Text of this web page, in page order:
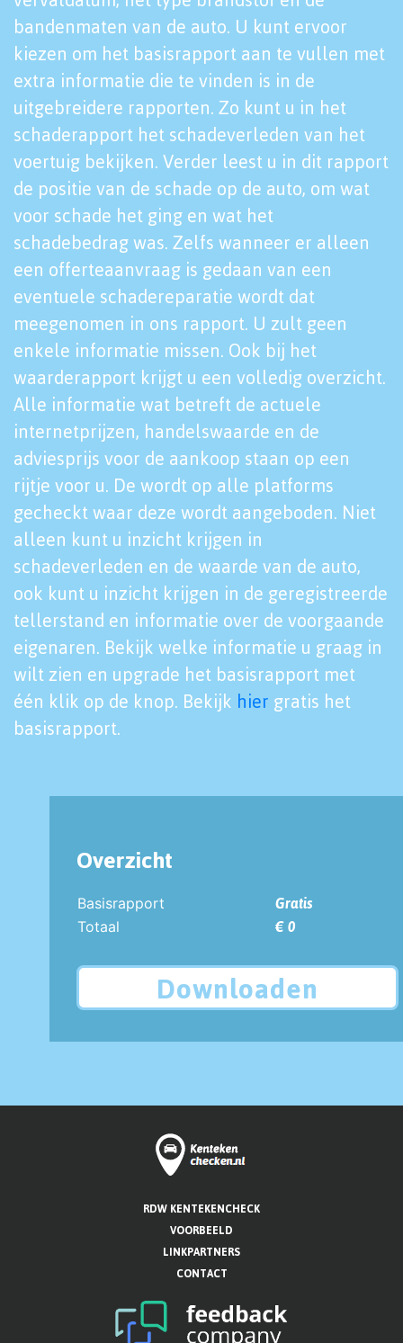
bandenmaten van de auto. U kunt ervoor
kiezen om het basisrapport aan te vullen met
extra informatie die te vinden is in de
uitgebreidere rapporten. Zo kunt u in het
schaderapport het schadeverleden van het
voertuig bekijken. Verder leest u in dit rapport
de positie van de schade op de auto, om wat
voor schade het ging en wat het
schadebedrag was. Zelfs wanneer er alleen
een offerteaanvraag is gedaan van een
eventuele schadereparatie wordt dat
meegenomen in ons rapport. U zult geen
enkele informatie missen. Ook bij het
waarderapport krijgt u een volledig overzicht.
Alle informatie wat betreft de actuele
internetprijzen, handelswaarde en de
adviesprijs voor de aankoop staan op een
rijtje voor u. De wordt op alle platforms
gecheckt waar deze wordt aangeboden. Niet
alleen kunt u inzicht krijgen in
schadeverleden en de waarde van de auto,
ook kunt u inzicht krijgen in de geregistreerde
tellerstand en informatie over de voorgaande
eigenaren. Bekijk welke informatie u graag in
wilt zien en upgrade het basisrapport met
één klik op de knop. Bekijk hier gratis het
basisrapport.
Overzicht
Basisrapport
Gratis
Totaal
€ 0
Downloaden
RDW KENTEKENCHECK
VOORBEELD
LINKPARTNERS
CONTACT